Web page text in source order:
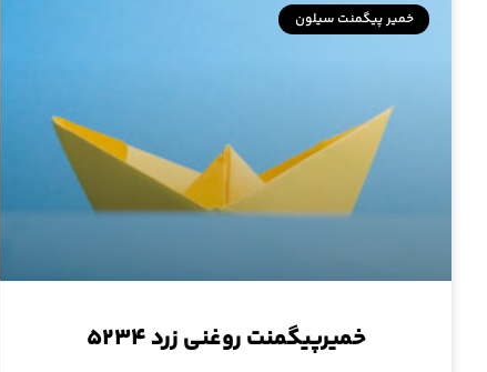
خمیر پیگمنت سیلون
خمیرپیگمنت روغنی زرد ۵۲۳۴